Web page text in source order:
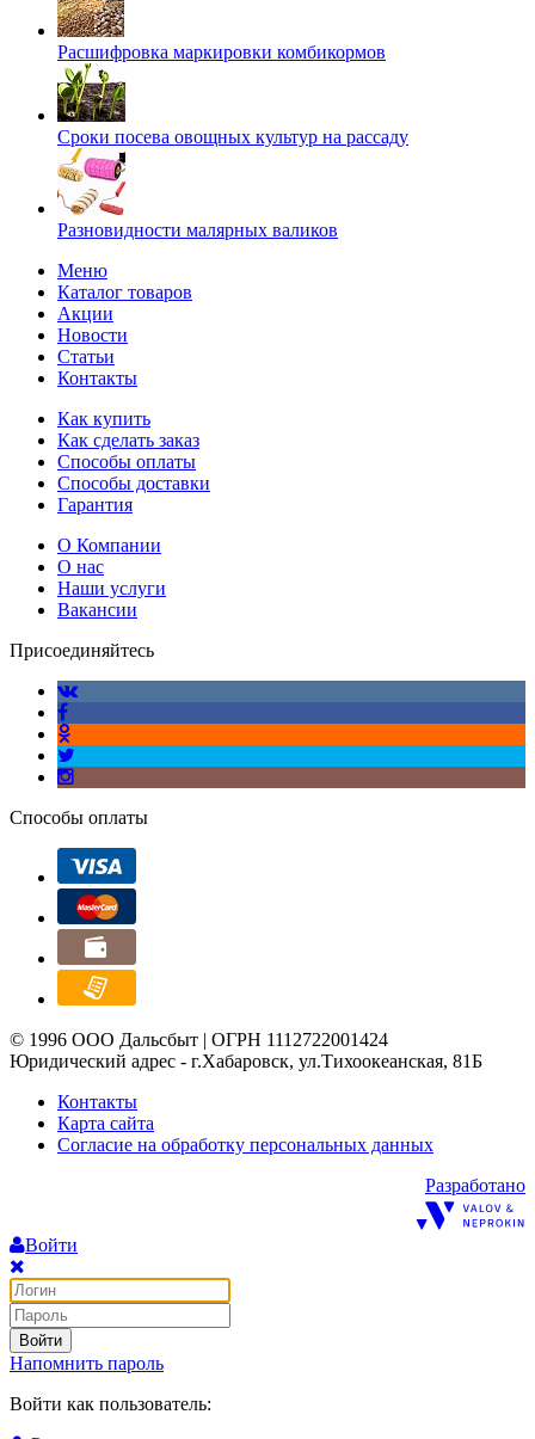
Расшифровка маркировки комбикормов
Сроки посева овощных культур на рассаду
Разновидности малярных валиков
Меню
Каталог товаров
Акции
Новости
Статьи
Контакты
Как купить
Как сделать заказ
Способы оплаты
Способы доставки
Гарантия
О Компании
О нас
Наши услуги
Вакансии
Присоединяйтесь
Способы оплаты
© 1996 ООО Дальсбыт | ОГРН 1112722001424
Юридический адрес - г.Хабаровск, ул.Тихоокеанская, 81Б
Контакты
Карта сайта
Согласие на обработку персональных данных
Разработано
Войти
Войти
Напомнить пароль
Войти как пользователь: